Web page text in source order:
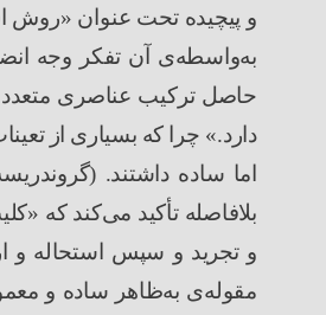
و پیچیده تحت عنوان «روش
بهواسطهی آن تفکر وجه
حاصل ترکیب عناصری
دارد.» چرا که بسیاری از
اما ساده داشتند. (
بلافاصله تأکید میکند که «
و تجرید و سپس استحاله و
مقولهی بهظاهر ساده و